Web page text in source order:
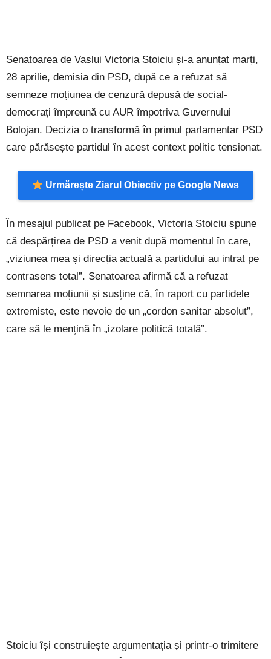
Senatoarea de Vaslui Victoria Stoiciu și-a anunțat marți,
28 aprilie, demisia din PSD, după ce a refuzat să
semneze moțiunea de cenzură depusă de social-
democrați împreună cu AUR împotriva Guvernului
Bolojan. Decizia o transformă în primul parlamentar PSD
care părăsește partidul în acest context politic tensionat.
Urmărește Ziarul Obiectiv pe Google News
În mesajul publicat pe Facebook, Victoria Stoiciu spune
că despărțirea de PSD a venit după momentul în care,
„viziunea mea și direcția actuală a partidului au intrat pe
contrasens total”. Senatoarea afirmă că a refuzat
semnarea moțiunii și susține că, în raport cu partidele
extremiste, este nevoie de un „cordon sanitar absolut”,
care să le mențină în „izolare politică totală”.
Stoiciu își construiește argumentația și printr-o trimitere